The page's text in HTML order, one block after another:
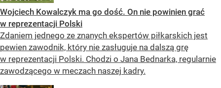
Wojciech Kowalczyk ma go dość. On nie powinien grać
w reprezentacji Polski
Zdaniem jednego ze znanych ekspertów piłkarskich jest
pewien zawodnik, który nie zasługuje na dalszą grę
w reprezentacji Polski. Chodzi o Jana Bednarka, regularnie
zawodzącego w meczach naszej kadry.